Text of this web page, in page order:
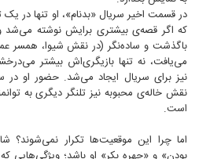
در قسمت اخیر سریال «بدنام»، او تنها در
که اگر قصه‌ی بیشتری برایش نوشته
با‌گذشت و ساده‌نگر (در نقش شیوا، همسر
می‌یافت، نه تنها بازیگری‌اش بیشتر
نیز برای سریال ایجاد می‌شد. حضور او در
نقش خاله‌ی محبوبه نیز تلنگر دیگری به
است.
اما چرا این موقعیت‌ها تکرار نمی‌شوند؟
بودن» و «چهره بکر» او باشد؛ ویژگی‌هایی